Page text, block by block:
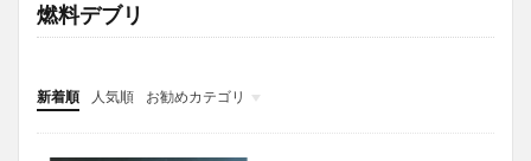
燃料デブリ
新着順 人気順
お勧めカテゴリ
投稿
学び
マンガ
電子書籍